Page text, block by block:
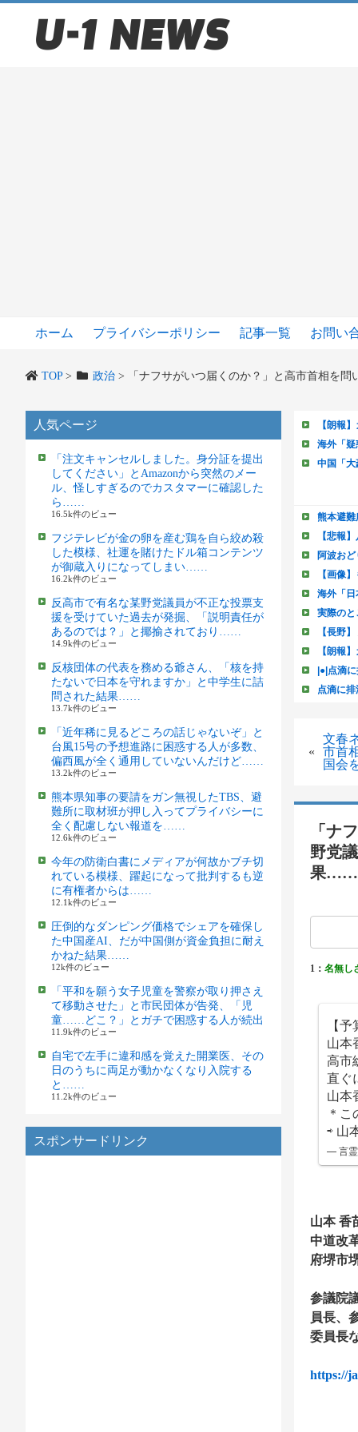
ホーム プライバシーポリシー 記事一覧 お問い
TOP> 政治> 「ナフサがいつ届くのか？」と高市首相を
人気ページ
「注文キャンセルしました。身分証を提出
してください」とAmazonから突然のメー
ル、怪しすぎるのでカスタマーに確認した
ら……
16.5k件のビュー
フジテレビが金の卵を産む鶏を自ら絞め殺
した模様、社運を賭けたドル箱コンテンツ
が御蔵入りになってしまい……
16.2k件のビュー
反高市で有名な某野党議員が不正な投票支
援を受けていた過去が発掘、「説明責任が
あるのでは？」と揶揄されており……
14.9k件のビュー
反核団体の代表を務める爺さん、「核を持
たないで日本を守れますか」と中学生に詰
問された結果……
13.7k件のビュー
「近年稀に見るどころの話じゃないぞ」と
台風15号の予想進路に困惑する人が多数、
偏西風が全く通用していないんだけど……
13.2k件のビュー
熊本県知事の要請をガン無視したTBS、避
難所に取材班が押し入ってプライバシーに
全く配慮しない報道を……
12.6k件のビュー
今年の防衛白書にメディアが何故かブチ切
れている模様、躍起になって批判するも逆
に有権者からは……
12.1k件のビュー
圧倒的なダンピング価格でシェアを確保し
た中国産AI、だが中国側が資金負担に耐え
かねた結果……
12k件のビュー
「平和を願う女子児童を警察が取り押さえ
て移動させた」と市民団体が告発、「児
童……どこ？」とガチで困惑する人が続出
11.9k件のビュー
自宅で左手に違和感を覚えた開業医、その
日のうちに両足が動かなくなり入院する
と……
11.2k件のビュー
スポンサードリンク
«
文春
市首
国会
「ナ
野党
果……
1： 名無し
【
山本
高市
直ぐ
山本
＊
⇨ 山
— 言霊
山本 香
中道改
府堺市
参議院
員長、
委員長
https://